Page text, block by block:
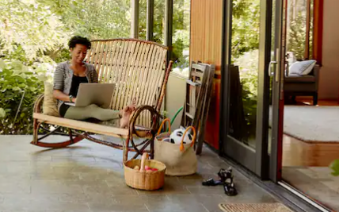
de flecha hacia arriba y hacia abajo o explorá deslizando el dedo.